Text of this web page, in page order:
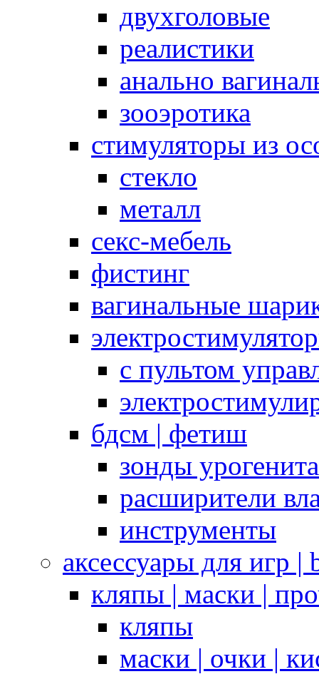
двухголовые
реалистики
анально
зооэротика
стимуляторы из
стекло
металл
секс-мебель
фистинг
вагинальные
с пультом
бдсм | фетиш
зонды
расширители
инструменты
аксессуары для игр |
кляпы | маски |
кляпы
маски | очки |